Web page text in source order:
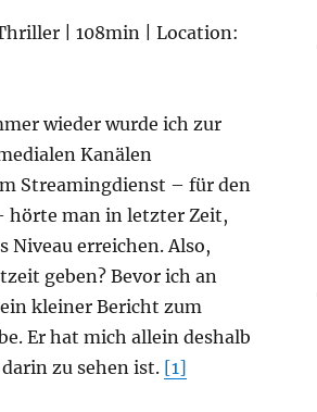
| 108min | Location:
wieder wurde ich zur
Kanälen
Streamingdienst – für den
hörte man in letzter Zeit,
Niveau erreichen. Also,
geben? Bevor ich an
kleiner Bericht zum
Er hat mich allein deshalb
zu sehen ist. [1]